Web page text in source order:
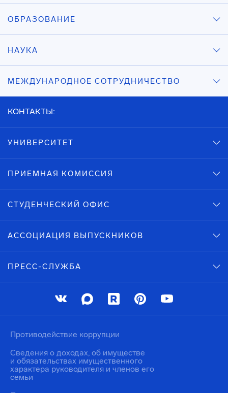
ОБРАЗОВАНИЕ
НАУКА
МЕЖДУНАРОДНОЕ СОТРУДНИЧЕСТВО
КОНТАКТЫ:
УНИВЕРСИТЕТ
ПРИЕМНАЯ КОМИССИЯ
СТУДЕНЧЕСКИЙ ОФИС
АССОЦИАЦИЯ ВЫПУСКНИКОВ
ПРЕСС-СЛУЖБА
Противодействие коррупции
Сведения о доходах, об имуществе
и обязательствах имущественного
характера руководителя и членов его
семьи